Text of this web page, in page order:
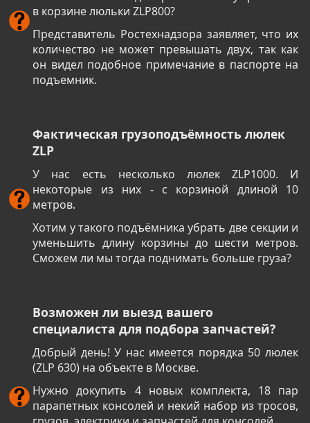
в корзине люльки ZLP800?
Представитель Ростехнадзора заявляет, что их
количество не может превышать двух, так как
он видел подобное примечание в паспорте на
подъемник.
Фактическая грузоподъёмность люлек
ZLP
У нас есть несколько люлек ZLP1000. И
некоторые из них - с корзиной длиной 10
метров.
Хотим у такого подъёмника убрать две секции и
уменьшить длину корзины до шести метров.
Сможем ли мы тогда поднимать больше груза?
Возможен ли выезд вашего
специалиста для подбора запчастей?
Добрый день! У нас имеется порядка 50 люлек
(ZLP 630) на объекте в Москве.
Нужно докупить 4 новых комплекта, 18 пар
парапетных консолей и некий набор из тросов,